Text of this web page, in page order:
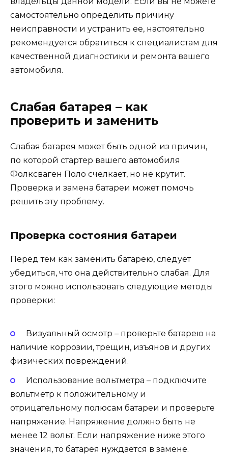
самостоятельно определить причину
неисправности и устранить ее, настоятельно
рекомендуется обратиться к специалистам для
качественной диагностики и ремонта вашего
автомобиля.
Слабая батарея – как
проверить и заменить
Слабая батарея может быть одной из причин,
по которой стартер вашего автомобиля
Фолксваген Поло счелкает, но не крутит.
Проверка и замена батареи может помочь
решить эту проблему.
Проверка состояния батареи
Перед тем как заменить батарею, следует
убедиться, что она действительно слабая. Для
этого можно использовать следующие методы
проверки:
Визуальный осмотр – проверьте батарею на
наличие коррозии, трещин, изъянов и других
физических повреждений.
Использование вольтметра – подключите
вольтметр к положительному и
отрицательному полюсам батареи и проверьте
напряжение. Напряжение должно быть не
менее 12 вольт. Если напряжение ниже этого
значения, то батарея нуждается в замене.